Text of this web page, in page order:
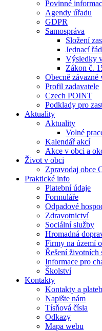
Povinné
Agendy úřadu
GDPR
Samospráva
Složení
Jednací
Výsledky
Zákon č.
Obecně
Profil zadavatele
Czech POINT
Podklady pro
Aktuality
Aktuality
Volné
Kalendář akcí
Akce v obci a
Život v obci
Zpravodaj obce
Praktické info
Platební údaje
Formuláře
Odpadové
Zdravotnictví
Sociální služby
Hromadná
Firmy na území
Řešení životních
Informace pro
Školství
Kontakty
Kontakty a
Napište nám
Tísňová čísla
Odkazy
Mapa webu